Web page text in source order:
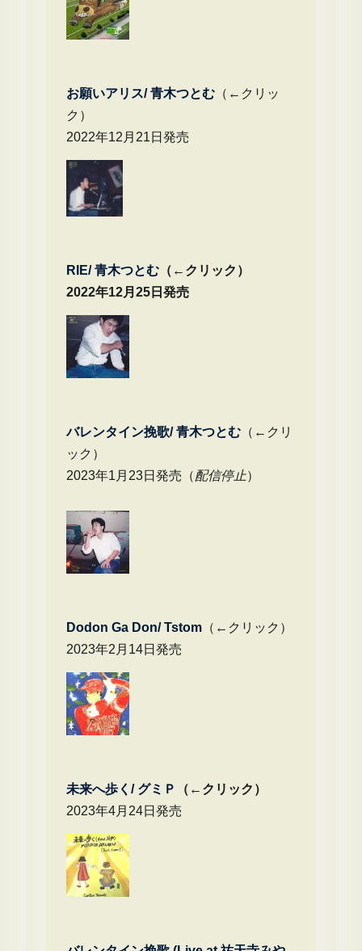
お願いアリス/ 青木つとむ（←クリッ
ク）
2022年12月21日発売
RIE/ 青木つとむ（←クリック）
2022年12月25日発売
バレンタイン挽歌/ 青木つとむ（←クリ
ック）
2023年1月23日発売（配信停止）
Dodon Ga Don/ Tstom（←クリック）
2023年2月14日発売
未来へ歩く/ グミＰ
（←クリック）
2023年4月24日発売